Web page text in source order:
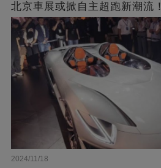
北京車展或掀自主超跑新潮流！
2024/11/18